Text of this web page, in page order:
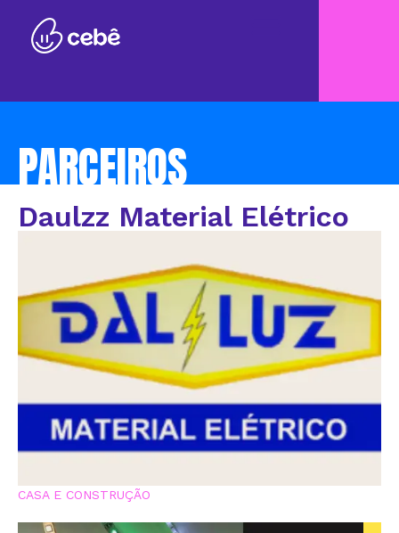
PARCEIROS
Daulzz Material Elétrico
CASA E CONSTRUÇÃO